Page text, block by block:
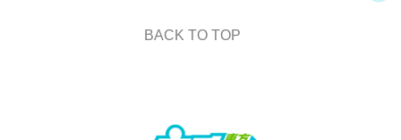
BACK TO TOP